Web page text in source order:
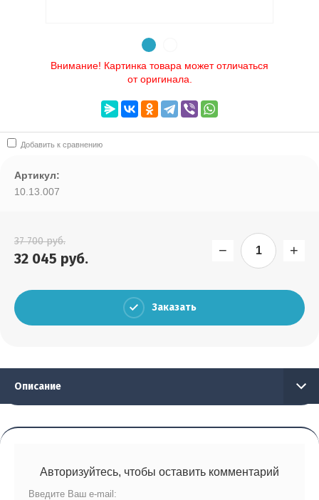
Внимание! Картинка товара может отличаться
от оригинала.
Добавить к сравнению
Артикул:
10.13.007
37 700руб.
32 045 руб. − +
Заказать
Описание
Авторизуйтесь, чтобы оставить комментарий
Введите Ваш e-mail:
картинка товара может отл:
Новинка:
Выберите...